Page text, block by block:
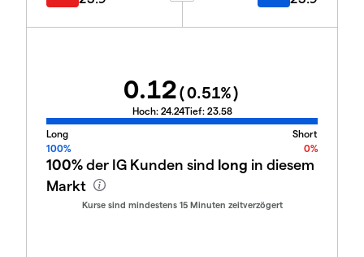
0.12(0.51%)
Hoch: 24.24Tief: 23.58
Long
Short
100%
0%
100%der IG Kunden sind long in diesem
Markt
Kurse sind mindestens 15 Minuten zeitverzögert